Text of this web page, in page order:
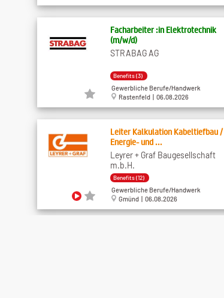
Facharbeiter :in Elektrotechnik
(m/w/d)
STRABAG AG
Benefits (3)
Gewerbliche Berufe/Handwerk
Rastenfeld | 06.08.2026
Leiter Kalkulation Kabeltiefbau /
Energie- und ...
Leyrer + Graf Baugesellschaft
m.b.H.
Benefits (12)
Gewerbliche Berufe/Handwerk
Gmünd | 06.08.2026